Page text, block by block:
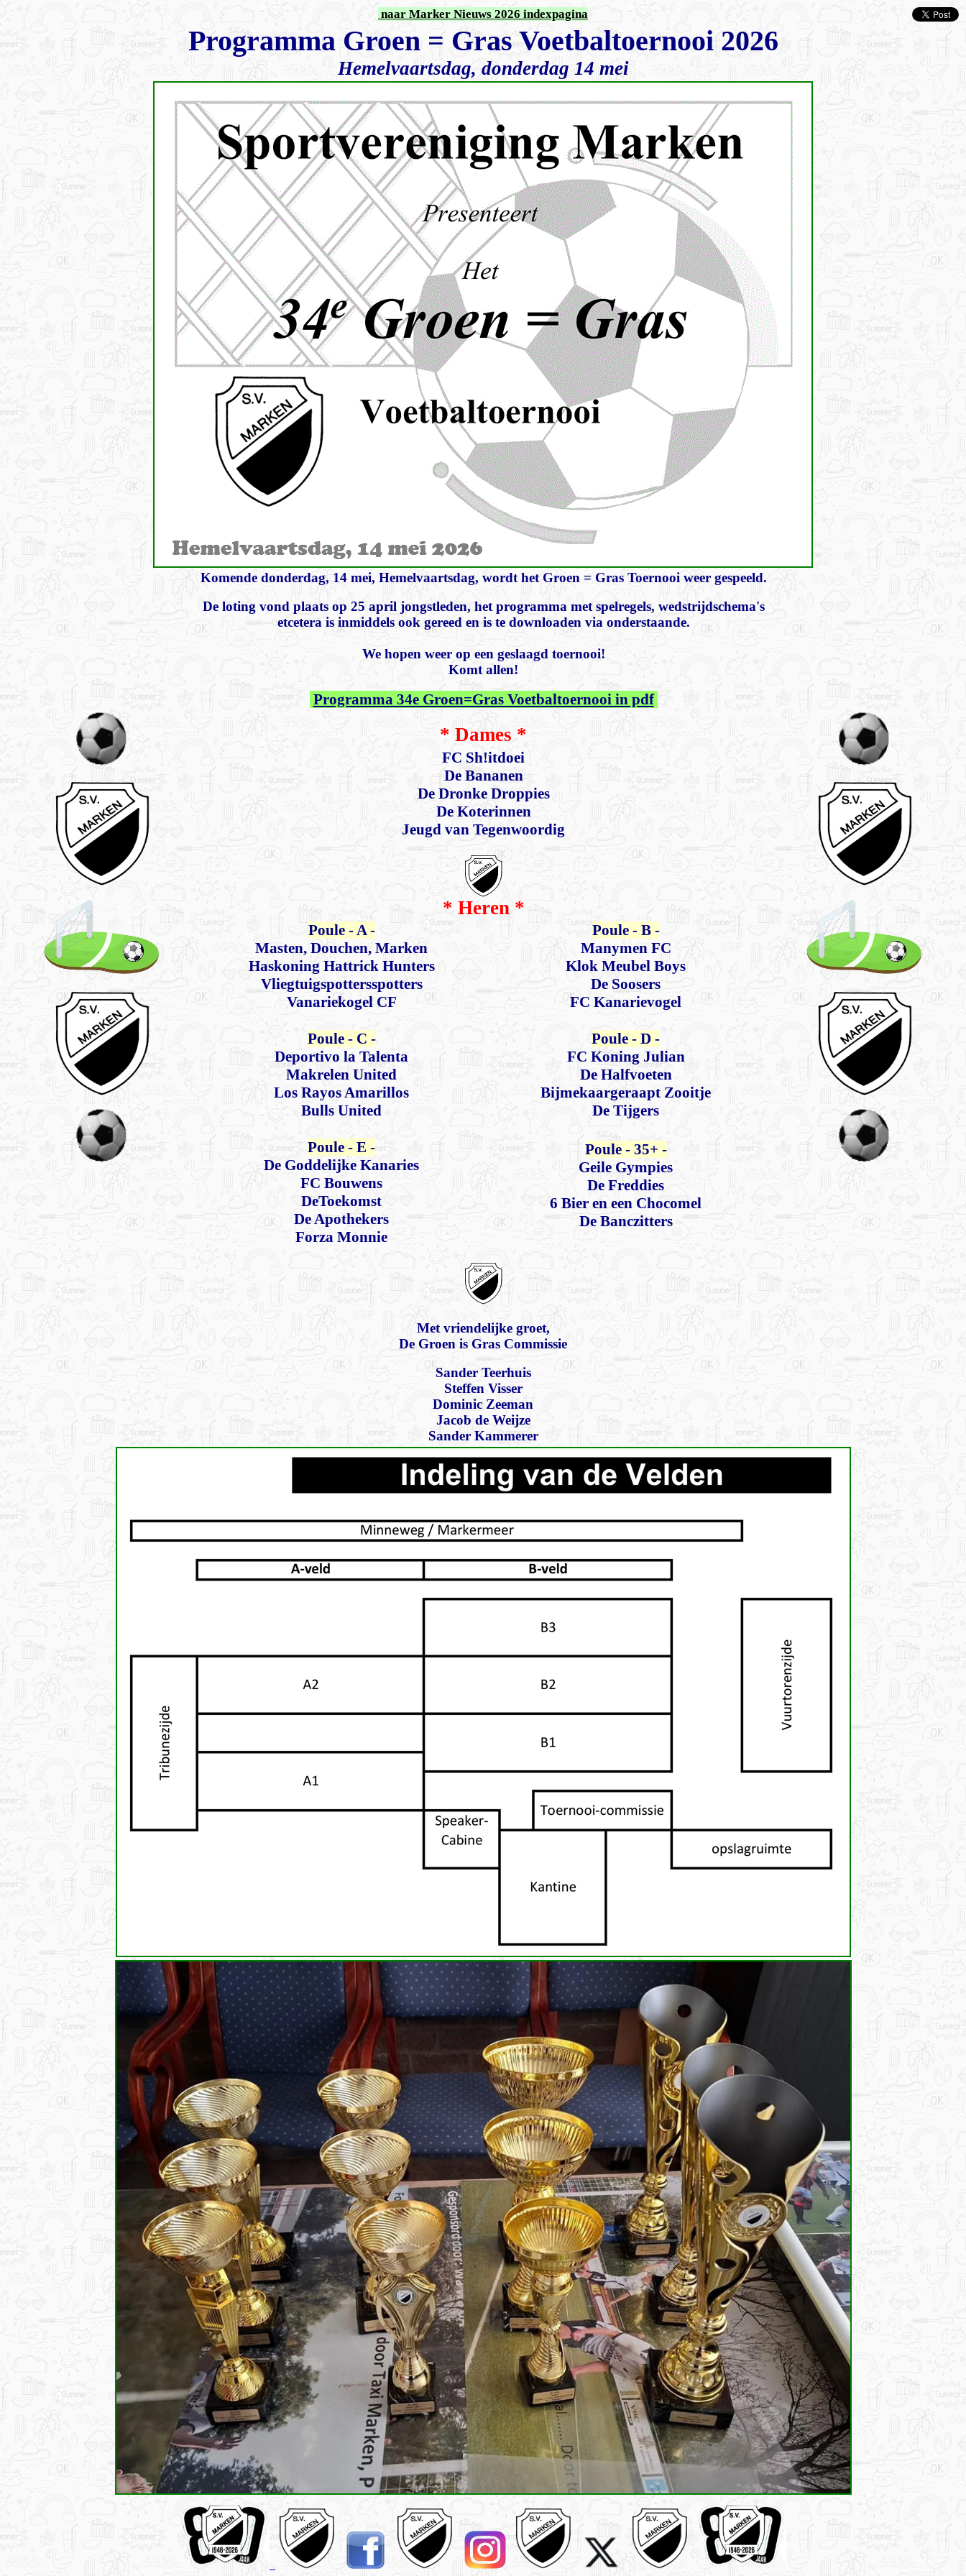
naar Marker Nieuws 2026 indexpagina
Programma Groen = Gras Voetbaltoernooi 2026
Hemelvaartsdag, donderdag 14 mei
Komende donderdag, 14 mei, Hemelvaartsdag, wordt het Groen = Gras Toernooi weer gespeeld.
De loting vond plaats op 25 april jongstleden, het programma met spelregels, wedstrijdschema's
etcetera is inmiddels ook gereed en is te downloaden via onderstaande.
We hopen weer op een geslaagd toernooi!
Komt allen!
Programma 34e Groen=Gras Voetbaltoernooi in pdf
* Dames *
FC Sh!itdoei
De Bananen
De Dronke Droppies
De Koterinnen
Jeugd van Tegenwoordig
* Heren *
Poule - A -
Masten, Douchen, Marken
Haskoning Hattrick Hunters
Vliegtuigspottersspotters
Vanariekogel CF
Poule - B -
Manymen FC
Klok Meubel Boys
De Soosers
FC Kanarievogel
Poule - C -
Deportivo la Talenta
Makrelen United
Los Rayos Amarillos
Bulls United
Poule - D -
FC Koning Julian
De Halfvoeten
Bijmekaargeraapt Zooitje
De Tijgers
Poule - E -
De Goddelijke Kanaries
FC Bouwens
DeToekomst
De Apothekers
Forza Monnie
Poule - 35+ -
Geile Gympies
De Freddies
6 Bier en een Chocomel
De Banczitters
Met vriendelijke groet,
De Groen is Gras Commissie
Sander Teerhuis
Steffen Visser
Dominic Zeeman
Jacob de Weijze
Sander Kammerer